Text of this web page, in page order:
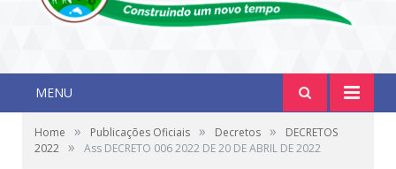
MENU
Home » Publicações Oficiais » Decretos »
DECRETOS
2022 » Ass DECRETO 006 2022 DE 20 DE ABRIL DE 2022